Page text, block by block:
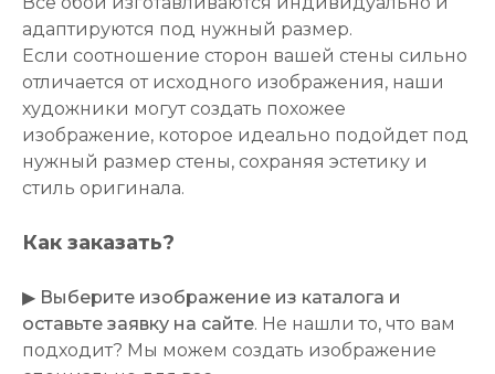
адаптируются под нужный размер.
Если соотношение сторон вашей стены сильно
отличается от исходного изображения, наши
художники могут создать похожее
изображение, которое идеально подойдет под
нужный размер стены, сохраняя эстетику и
стиль оригинала.
Как заказать?
▶ Выберите изображение из каталога и
оставьте заявку на сайте. Не нашли то, что вам
подходит? Мы можем создать изображение